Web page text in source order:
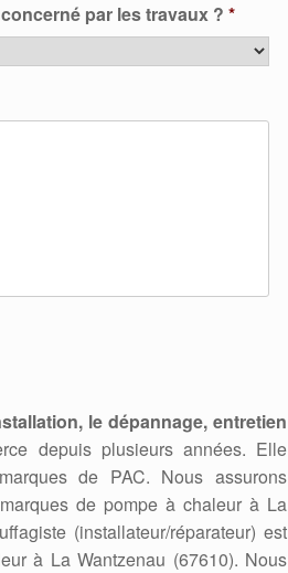
par les travaux ? *
le dépannage, entretien
depuis plusieurs années. Elle
de PAC. Nous assurons
de pompe à chaleur à La
(installateur/réparateur) est
à La Wantzenau (67610). Nous